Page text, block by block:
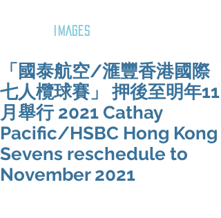
IMAGES
「國泰航空/滙豐香港國際
七人欖球賽」 押後至明年11
月舉行 2021 Cathay
Pacific/HSBC Hong Kong
Sevens reschedule to
November 2021